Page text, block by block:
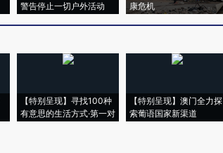
警告停止一切户外活动
康危机
【特别呈现】寻找100种
有意思的生活方式·第一对
【特别呈现】澳门全力探
索葡语国家新渠道